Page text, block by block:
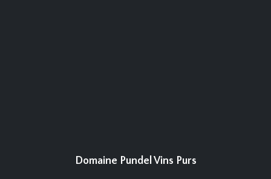
Domaine Pundel Vins Purs